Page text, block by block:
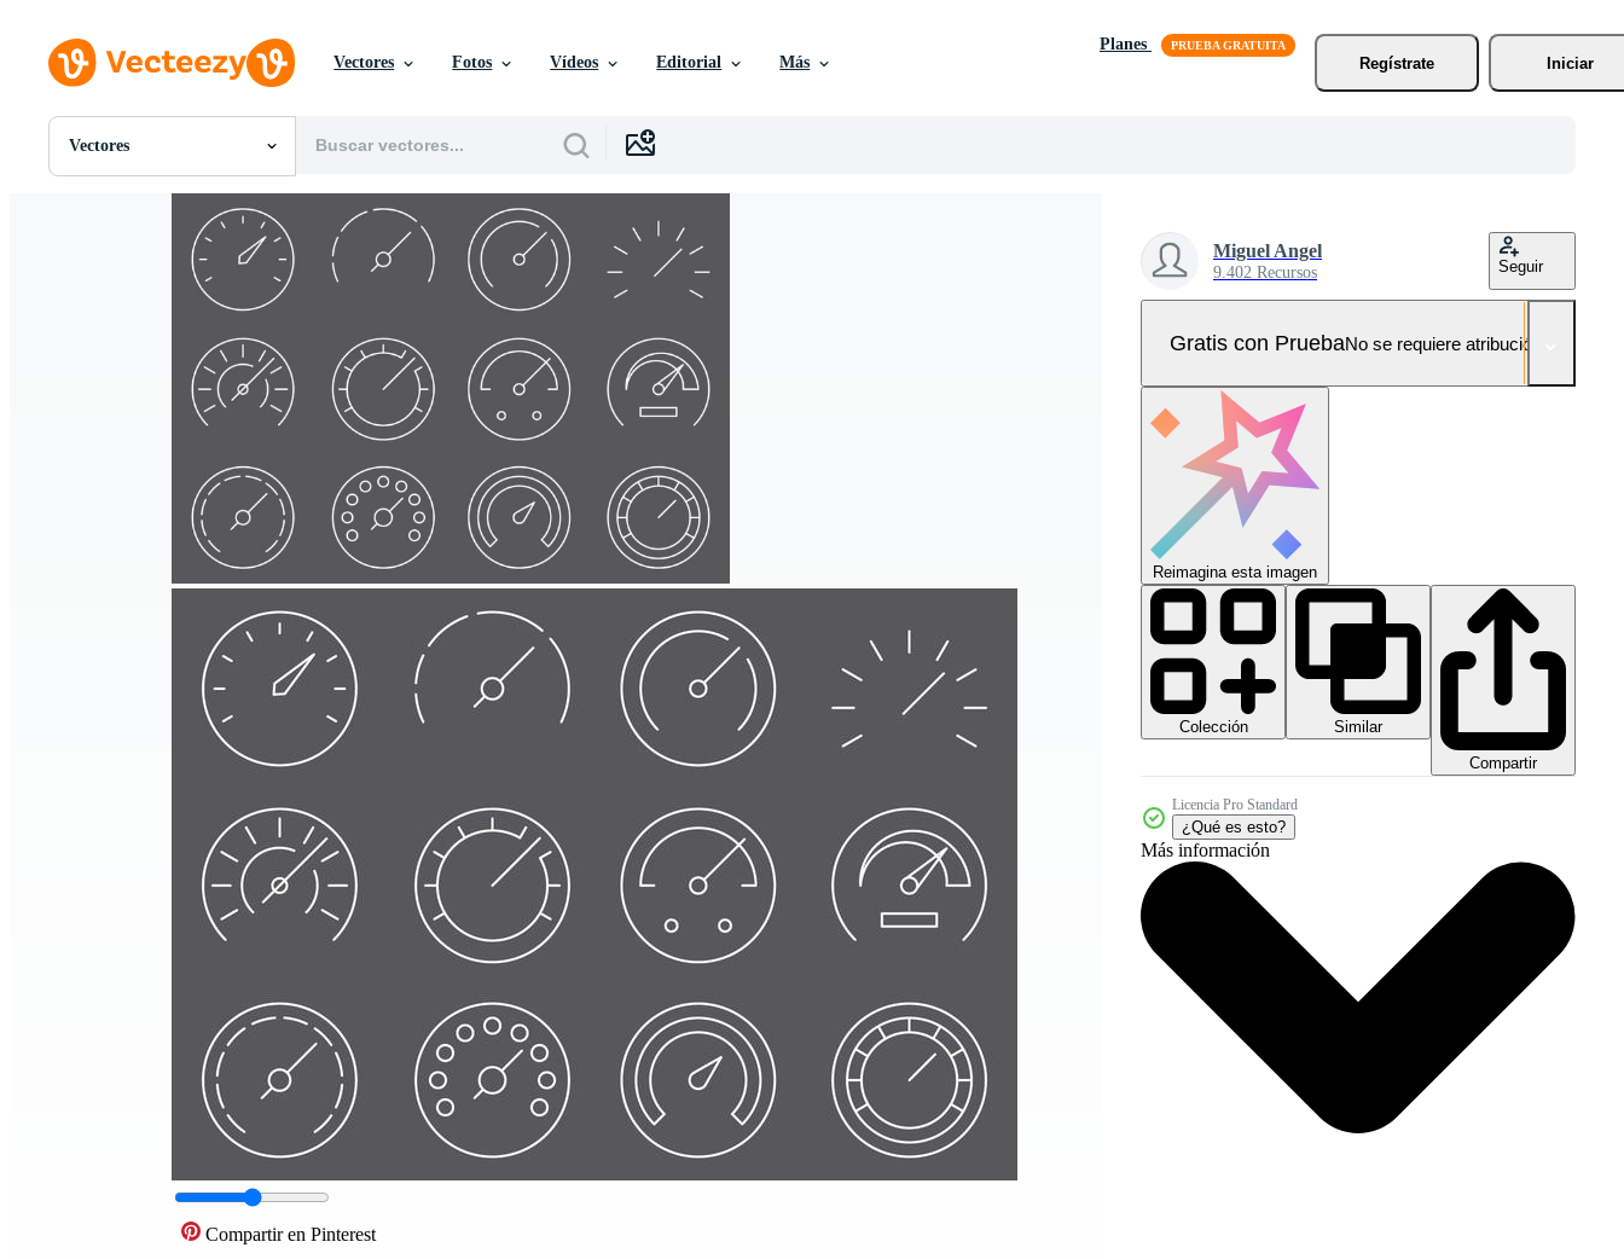
Vectores Fotos Vídeos Editorial Más
Planes
Regístrate
Iniciar
Vectores
Todas Imágenes
Gráficos en Movimiento
Imágenes Editoriales
Eventos Editoriales
Compartir en Pinterest
Miguel Angel
9.402 Recursos Seguir
Gratis con PruebaNo se requiere atribución!
Reimagina esta imagen
Colección
Similar
Compartir
Licencia Pro Standard
¿Qué es esto?
Más información